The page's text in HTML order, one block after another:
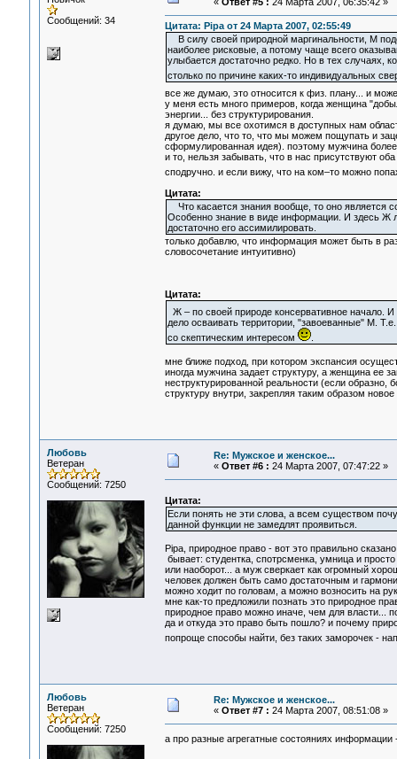
Сообщений: 34
Цитата: Pipa от 24 Марта 2007, 02:55:49
В силу своей природной маргинальности, М
наиболее рисковые, а потому чаще всего
улыбается достаточно редко. Но в тех случаях,
столько по причине каких-то индивидуальных
все же думаю, это относится к физ. плану... и
у меня есть много примеров, когда женщина
энергии... без структурирования.
я думаю, мы все охотимся в доступных нам
другое дело, что то, что мы можем пощупать и
сформулированная идея). поэтому мужчина
и то, нельзя забывать, что в нас присутствуют
сподручно. и если вижу, что на ком–то можно
Цитата:
Что касается знания вообще, то оно является
Особенно знание в виде информации. И здесь Ж
достаточно его ассимилировать.
только добавлю, что информация может быть в
словосочетание интуитивно)
Цитата:
Ж – по своей природе консервативное начало.
дело осваивать территории, "завоеванные" М.
со скептическим интересом
.
мне ближе подход, при котором экспансия
иногда мужчина задает структуру, а женщина ее
неструктурированной реальности (если
структуру внутри, закрепляя таким образом
Любовь
Ветеран
Сообщений: 7250
Re: Мужское и женское...
« Ответ #6 : 24 Марта 2007, 07:47:22 »
Цитата:
Если понять не эти слова, а всем существом
данной функции не замедлят проявиться.
Pipa, природное право - вот это правильно
бывает: студентка, спотрсменка, умница и
или наоборот... а муж сверкает как огромный
человек должен быть само достаточным и
можно ходит по головам, а можно возносить на
мне как-то предложили познать это природное
природное право можно иначе, чем для власти...
да и откуда это право быть пошло? и почему
попроще способы найти, без таких заморочек -
Любовь
Ветеран
Сообщений: 7250
Re: Мужское и женское...
« Ответ #7 : 24 Марта 2007, 08:51:08 »
а про разные агрегатные состояниях